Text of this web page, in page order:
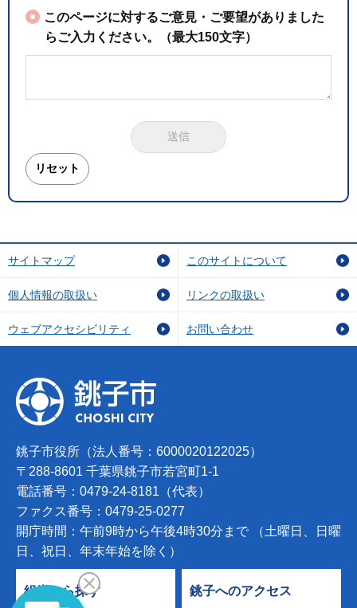
このページに対するご意見・ご要望がありました
らご入力ください。（最大150文字）
サイトマップ このサイトについて
個人情報の取扱い リンクの取扱い
ウェブアクセシビリティ お問い合わせ
銚子市役所（法人番号：6000020122025）
〒288-8601 千葉県銚子市若宮町1-1
電話番号：0479-24-8181（代表）
ファクス番号：0479-25-0277
開庁時間：午前9時から午後4時30分まで （土曜日、日曜
日、祝日、年末年始を除く）
組織から探す 銚子へのアクセス